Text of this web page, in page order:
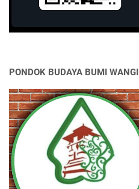
PONDOK BUDAYA BUMI WANGI